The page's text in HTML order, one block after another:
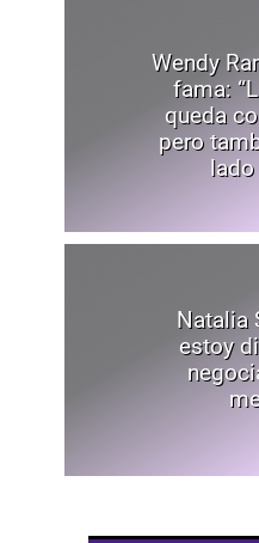
Wendy
fama:
queda
pero
Natalia
estoy